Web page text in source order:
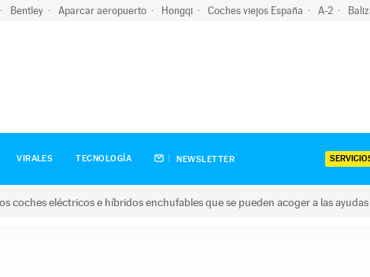
Bentley Aparcar aeropuerto Hongqi Coches viejos España A-2
VIRALES TECNOLOGÍA NEWSLETTER
coches eléctricos e híbridos enchufables que se pueden acoger a las